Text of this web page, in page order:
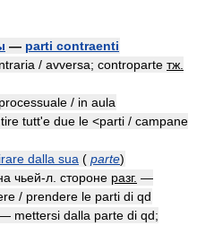
— parti contraenti
/ avversa; controparte тж.
/ in aula
tutt'e due le <parti / campane
dalla sua ( parte)
чьей-л. стороне разг. —
/ prendere le parti di qd
mettersi dalla parte di qd;